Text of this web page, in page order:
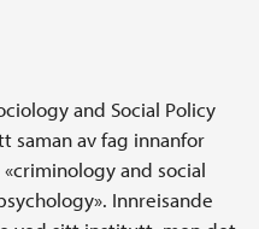
and Social Policy
saman av fag innanfor
and social
Innreisande